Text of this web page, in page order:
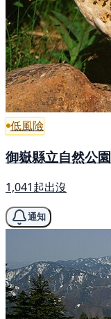
低風險
御嶽縣立自然公園
1,041起出沒
通知